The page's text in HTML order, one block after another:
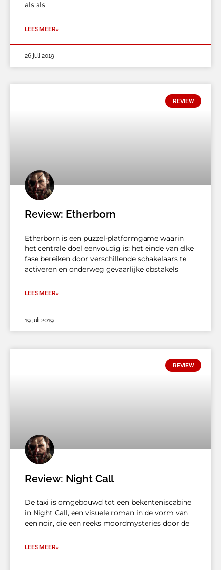
als als
LEES MEER»
26 juli 2019
REVIEW
Review: Etherborn
Etherborn is een puzzel-platformgame waarin
het centrale doel eenvoudig is: het einde van elke
fase bereiken door verschillende schakelaars te
activeren en onderweg gevaarlijke obstakels
LEES MEER»
19 juli 2019
REVIEW
Review: Night Call
De taxi is omgebouwd tot een bekenteniscabine
in Night Call, een visuele roman in de vorm van
een noir, die een reeks moordmysteries door de
LEES MEER»